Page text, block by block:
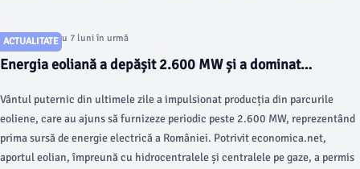
ACTUALITATE
Articol postat cu 7 luni în urmă
Energia eoliană a depășit 2.600 MW și a dominat
Vântul puternic din ultimele zile a impulsionat producția din parcurile
eoliene, care au ajuns să furnizeze periodic peste 2.600 MW, reprezentând
prima sursă de energie electrică a României. Potrivit economica.net,
aportul eolian, împreună cu hidrocentralele și centralele pe gaze, a permis